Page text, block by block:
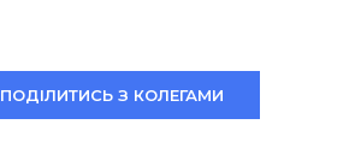
ПОДІЛИТИСЬ З КОЛЕГАМИ